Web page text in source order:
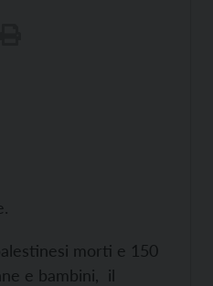
morti e 150
e bambini, il